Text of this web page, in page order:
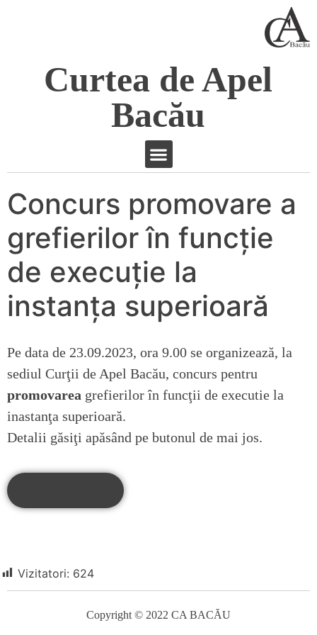
Curtea de Apel
Bacău
Concurs promovare a
grefierilor în funcţie
de execuţie la
instanţa superioară
Pe data de 23.09.2023, ora 9.00 se organizează, la
sediul Curţii de Apel Bacău, concurs pentru
promovarea grefierilor în funcţii de executie la
inastanţa superioară.
Detalii găsiţi apăsând pe butonul de mai jos.
Vizitatori: 624
Copyright © 2022 CA BACĂU